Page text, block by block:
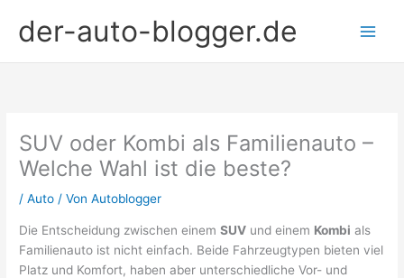
Inhaltder-auto-blogger.de
SUV oder Kombi als Familienauto –
Welche Wahl ist die beste?
/Auto / VonAutoblogger
Die Entscheidung zwischen einemSUV und einem Kombi als
Familienauto ist nicht einfach. Beide Fahrzeugtypen bieten viel
Platz und Komfort, haben aber unterschiedliche Vor- und